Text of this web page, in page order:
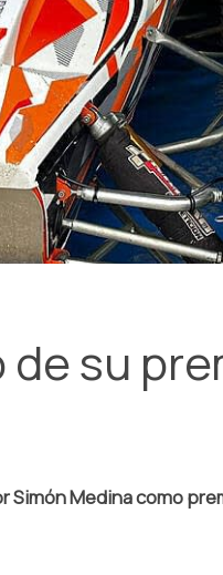
su
Medina como